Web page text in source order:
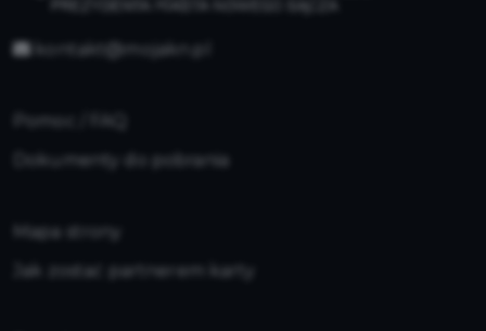
kontakt@mojakn.pl
Dokumenty do pobrania
Mapa strony
Jak zostać partnerem karty